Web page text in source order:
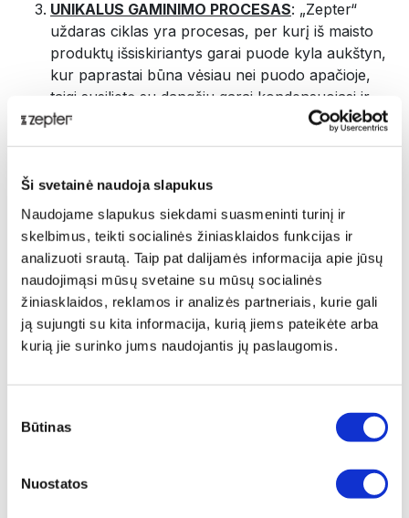
Ši svetainė naudoja slapukus
Naudojame slapukus siekdami suasmeninti turinį ir
skelbimus, teikti socialinės žiniasklaidos funkcijas ir
analizuoti srautą. Taip pat dalijamės informacija apie jūsų
naudojimąsi mūsų svetaine su mūsų socialinės
žiniasklaidos, reklamos ir analizės partneriais, kurie gali
ją sujungti su kita informacija, kurią jiems pateikėte arba
kurią jie surinko jums naudojantis jų paslaugomis.
pasirinkimas
Būtinas
Nuostatos
UNIKALUS GAMINIMO PROCESAS: „Zepter“
uždaras ciklas yra procesas, per kurį iš maisto
produktų išsiskiriantys garai puode kyla aukštyn,
kur paprastai būna vėsiau nei puodo apačioje,
taigi susilietę su dangčiu garai kondensuojasi ir
nusileidžia žemyn, ant maisto produktų. Šis
technologija užtikrina, kad visi maistingieji skysčiai
liks puodo viduje ir apsaugos maisto produktus,
nes juos virsite savo sultyse. „Zepter“ uždaro
ciklo technologija – tai tikrai sveikas patiekalų
gaminimo būdas, nenaudojant vandens ar riebalų,
be to, visuomet žemesnėje temperatūroje.
Pagamintas maistas atrodo gražiau, išlaiko
spalvą, formą ir tekstūrą.
sluoksnių – indukcinio, kaupiančiojo ir laidaus. Tai
ruošimo sistemos elementas. Indų dugnas